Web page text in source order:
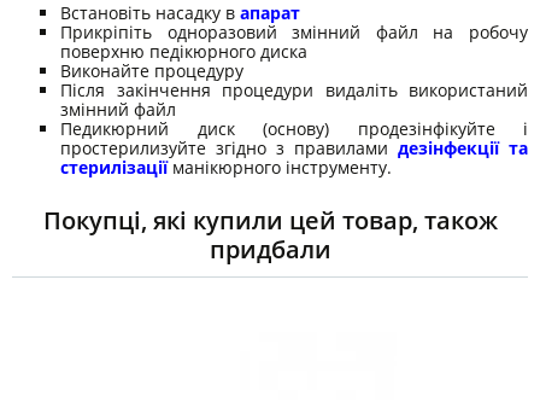
Встановіть насадку в апарат
Прикріпіть одноразовий змінний файл на робочу
поверхню педікюрного диска
Виконайте процедуру
Після закінчення процедури видаліть використаний
змінний файл
Педикюрний диск (основу) продезінфікуйте і
простерилизуйте згідно з правилами дезінфекції та
стерилізаціїманікюрного інструменту.
Покупці, які купили цей товар, також
придбали